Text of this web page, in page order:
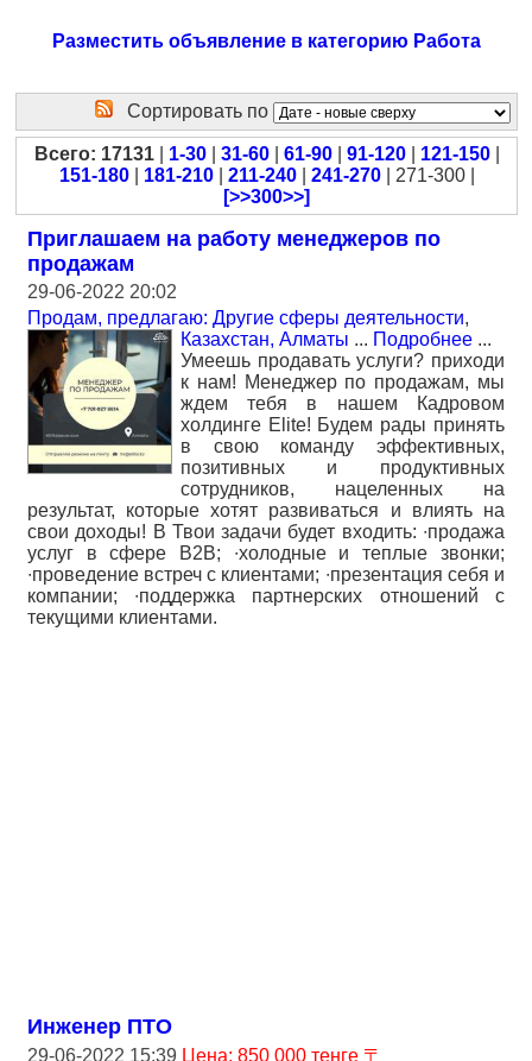
Разместить объявление в категорию Работа
Сортировать по
Всего: 17131| 1-30| 31-60| 61-90| 91-120| 121-150|
151-180| 181-210| 211-240| 241-270| 271-300 |
[>>300>>]
Приглашаем на работу менеджеров по
продажам
29-06-2022 20:02
Продам, предлагаю: Другие сферы деятельности,
Казахстан, Алматы ... Подробнее ...
Умеешь продавать услуги? приходи
к нам! Менеджер по продажам, мы
ждем тебя в нашем Кадровом
холдинге Elite! Будем рады принять
в свою команду эффективных,
позитивных и продуктивных
сотрудников, нацеленных на
результат, которые хотят развиваться и влиять на
свои доходы! В Твои задачи будет входить: ∙продажа
услуг в сфере B2B; ∙холодные и теплые звонки;
∙проведение встреч с клиентами; ∙презентация себя и
компании; ∙поддержка партнерских отношений с
текущими клиентами.
Инженер ПТО
29-06-2022 15:39 Цена: 850 000 тенге 〒